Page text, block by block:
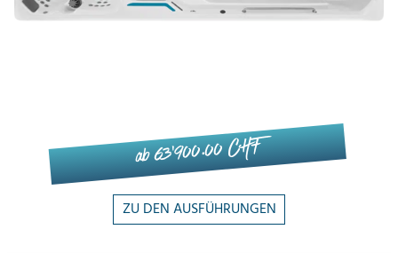
ab 63'900.00 CHF
ZU DEN AUSFÜHRUNGEN